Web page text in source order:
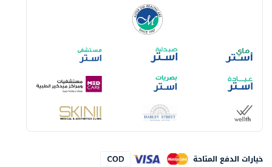
خيارات الدفع المتاحة